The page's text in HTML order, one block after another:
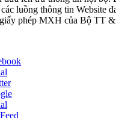
các luồng thông tin Website
phép MXH của Bộ TT